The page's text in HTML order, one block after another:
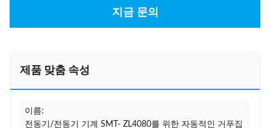
지금 문의
제품 맞춤 속성
이름:
전동기/전동기 기계 SMT- ZL4080를 위한 자동적인 거푸집